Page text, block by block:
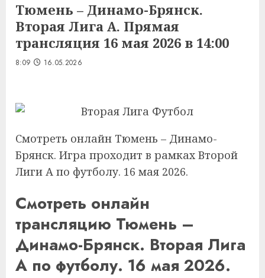
Тюмень – Динамо-Брянск.
Вторая Лига А. Прямая
трансляция 16 мая 2026 в 14:00
8:09 16.05.2026
Смотреть онлайн Тюмень – Динамо-
Брянск. Игра проходит в рамках Второй
Лиги А по футболу. 16 мая 2026.
Смотреть онлайн
трансляцию Тюмень –
Динамо-Брянск. Вторая Лига
А по футболу. 16 мая 2026.